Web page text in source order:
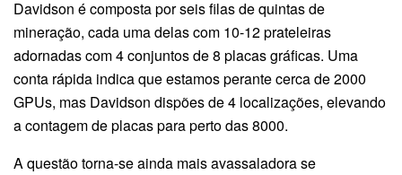
Davidson é composta por seis filas de quintas de
mineração, cada uma delas com 10-12 prateleiras
adornadas com 4 conjuntos de 8 placas gráficas. Uma
conta rápida indica que estamos perante cerca de 2000
GPUs, mas Davidson dispões de 4 localizações, elevando
a contagem de placas para perto das 8000.
A questão torna-se ainda mais avassaladora se